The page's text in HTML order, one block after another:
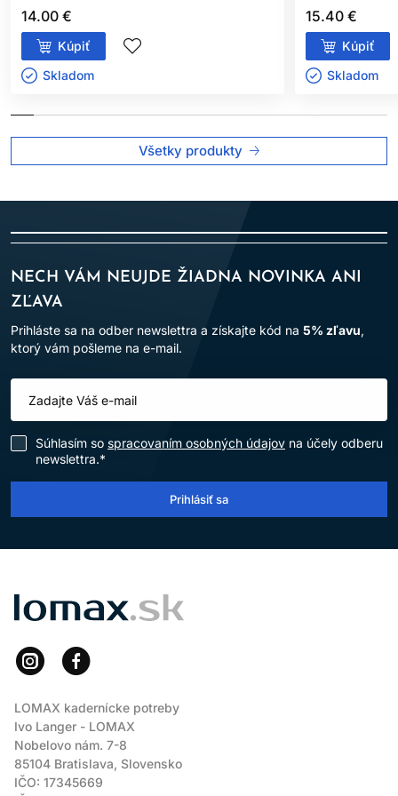
14.00 €
Kúpiť
Skladom ㅤ
15.40 €
Kúpiť
Skladom ㅤ
Všetky produkty
NECH VÁM NEUJDE ŽIADNA NOVINKA ANI
ZĽAVA
Prihláste sa na odber newslettra a získajte kód na 5% zľavu,
ktorý vám pošleme na e-mail.
Súhlasím so spracovaním osobných údajov na účely odberu
newslettra.*
Prihlásiť sa
LOMAX
LOMAX kadernícke potreby
Ivo Langer - LOMAX
Nobelovo nám. 7-8
85104 Bratislava, Slovensko
IČO: 17345669